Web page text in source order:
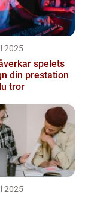
2025
spelets
din prestation
tror
2025